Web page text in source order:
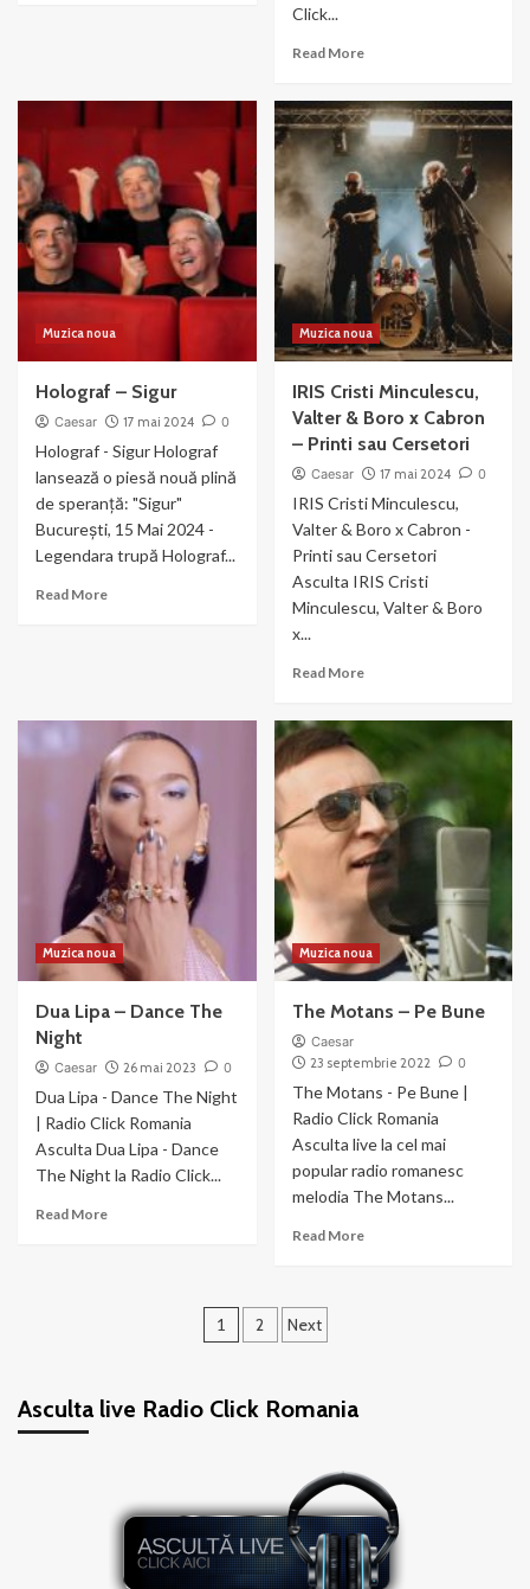
JO
Ultimul
Sarut
Click...
Read MoreRead
Enrique
Iglesias
–
Amigo
Vulnerable
Muzica noua
Holograf – Sigur
Caesar 17 mai 2024 0
Holograf - Sigur Holograf
lansează o piesă nouă plină
de speranță: "Sigur"
București, 15 Mai 2024 -
Legendara trupă Holograf...
Read MoreRead
Muzica noua
IRIS Cristi Minculescu,
Valter & Boro x Cabron
– Printi sau Cersetori
Caesar 17 mai 2024 0
IRIS Cristi Minculescu,
Valter & Boro x Cabron -
Printi sau Cersetori
Asculta IRIS Cristi
Minculescu, Valter & Boro
x...
Read MoreRead
IRIS
Cristi
Minculescu,
Valter
&
Boro
x
Cabron
–
Printi
sau
Cersetori
Muzica noua
Dua Lipa – Dance The
Night
Caesar 26 mai 2023 0
Dua Lipa - Dance The Night
| Radio Click Romania
Asculta Dua Lipa - Dance
The Night la Radio Click...
Read MoreRead
Muzica noua
The Motans – Pe Bune
Caesar
23 septembrie 2022
0
The Motans - Pe Bune |
Radio Click Romania
Asculta live la cel mai
popular radio romanesc
melodia The Motans...
Read MoreRead
Paginație
1 2 Next
Asculta live Radio Click Romania